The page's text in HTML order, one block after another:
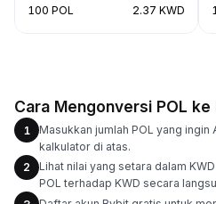
100 POL 2.37 KWD
Cara Mengonversi POL
1
Masukkan jumlah POL yang
kalkulator di atas.
2
Lihat nilai yang setara dalam
POL terhadap KWD secara